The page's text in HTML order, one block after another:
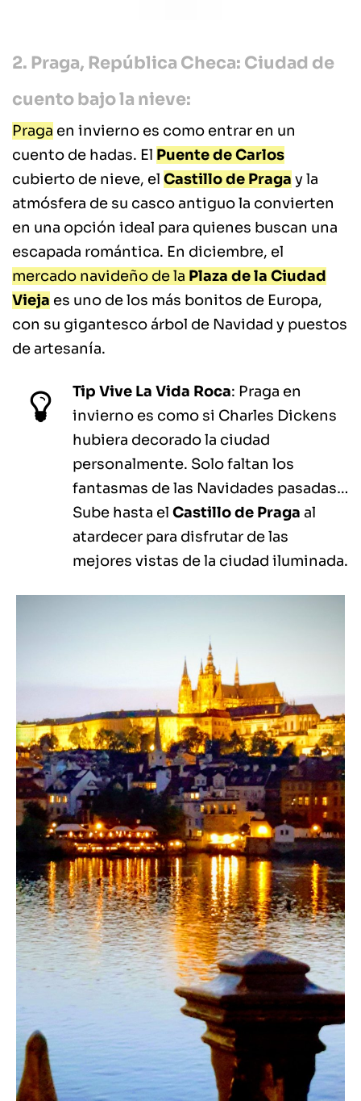
2. Praga, República Checa: Ciudad de
cuento bajo la nieve:
Praga en invierno es como entrar en un
cuento de hadas. El Puente de Carlos
cubierto de nieve, el Castillo de Praga y la
atmósfera de su casco antiguo la convierten
en una opción ideal para quienes buscan una
escapada romántica. En diciembre, el
mercado navideño de la Plaza de la Ciudad
Vieja es uno de los más bonitos de Europa,
con su gigantesco árbol de Navidad y puestos
de artesanía.
Tip Vive La Vida Roca: Praga en
invierno es como si Charles Dickens
hubiera decorado la ciudad
personalmente. Solo faltan los
fantasmas de las Navidades pasadas…
Sube hasta el Castillo de Praga al
atardecer para disfrutar de las
mejores vistas de la ciudad iluminada.